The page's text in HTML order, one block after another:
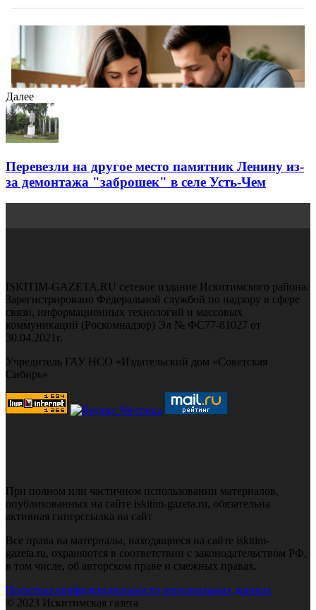
Далее
Перевезли на другое место памятник Ленину из-
за демонтажа "заброшек" в селе Усть-Чем
ISKITIM-GAZETA.RU сетевое издание Искитимского района.
Зарегистрировано Федеральной службой по надзору в сфере
связи, информационных технологий и массовых
коммуникаций (Роскомнадзор) Эл № ФС77-81027 от
30.04.2021г.
Учредитель ГАУ НСО «Издательский дом «Советская
Сибирь»
При полном или частичном использовании материалов,
опубликованных на сайте iskitim-gazeta.ru, обязательна
активная гиперссылка на сайт
Все права на материалы, находящиеся на сайте iskitim-
gazeta.ru, охраняются в соответствии с законодательством РФ,
в том числе, об авторском праве и смежных правах.
Политика конфиденциальности персональных данных
© 2023 Искитимская газета